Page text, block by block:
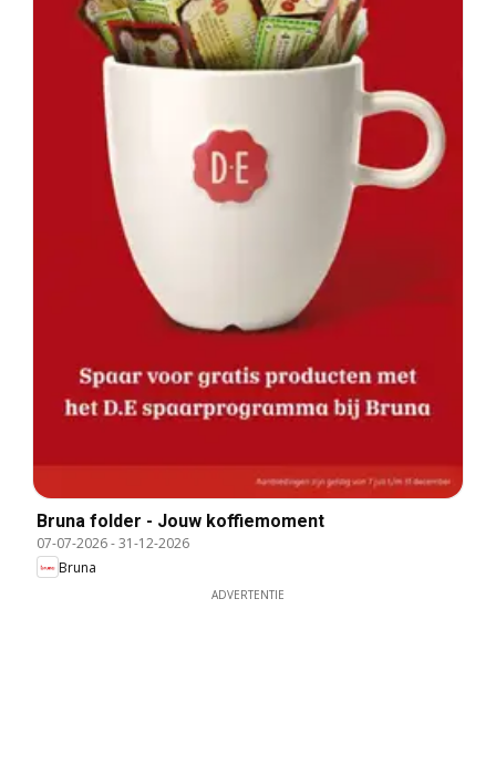
Bruna folder - Jouw koffiemoment
07-07-2026-31-12-2026
Bruna
ADVERTENTIE